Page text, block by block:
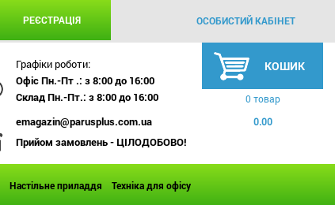
РЕЄСТРАЦІЯ ОСОБИСТИЙ КАБІНЕТ
Графіки роботи:
Офіс Пн.-Пт .: з 8:00 до 16:00
Склад Пн.-Пт.: з 8:00 до 16:00
emagazin@parusplus.com.ua
Прийом замовлень - ЦІЛОДОБОВО!
КОШИК
0 товар
0.00
Настільне приладдя Техніка для офісу